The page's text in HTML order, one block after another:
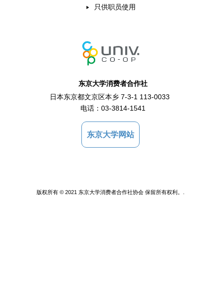
只供职员使用
东京大学消费者合作社
日本东京都文京区本乡 7-3-1 113-0033
电话： 03-3814-1541
东京大学网站
版权所有 © 2021 东京大学消费者合作社协会 保留所有权利。.